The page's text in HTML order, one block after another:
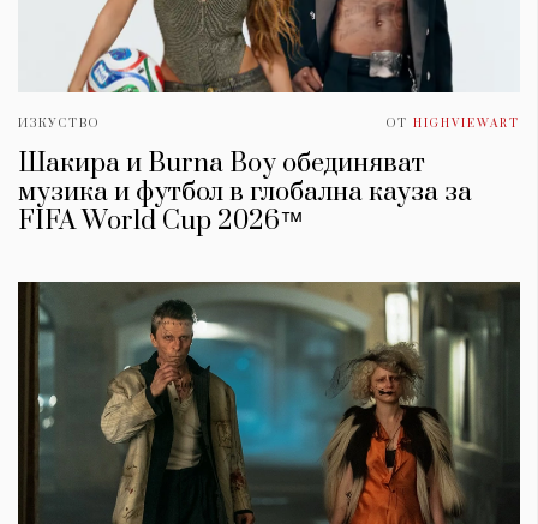
ИЗКУСТВО ОТ HIGHVIEWART
Шакира и Burna Boy обединяват
музика и футбол в глобална кауза за
FIFA World Cup 2026™